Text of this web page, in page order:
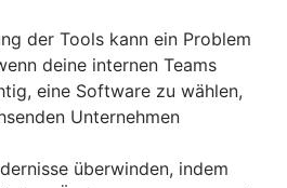
der Tools kann ein Problem
deine internen Teams
eine Software zu wählen,
Unternehmen
überwinden, indem